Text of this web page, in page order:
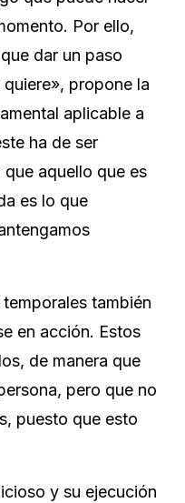
Por ello,
dar un paso
propone la
aplicable a
ha de ser
aquello que es
es lo que
también
en acción. Estos
de manera que
pero que no
puesto que esto
y su ejecución